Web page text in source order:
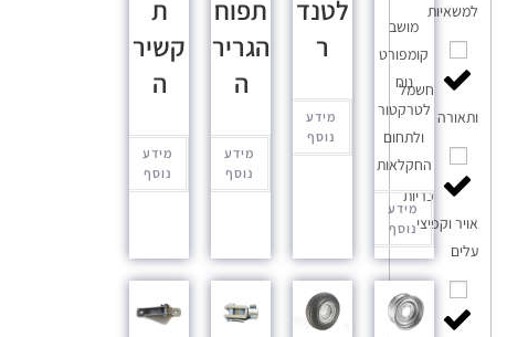
למשאיות
חשמל
ותאורה
כריות
אויר וקפיצי
עלים
מושבי
מושב
קומפורט
נוח
לטרקטור
ולתחום
החקלאות
מידע
נוסף
לטנד
ר
מידע
נוסף
תפוח
הגריר
ה
מידע
נוסף
ת
קשיר
ה
מידע
נוסף